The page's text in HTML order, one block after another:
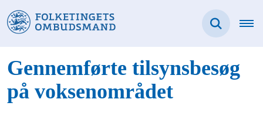
Gennemførte tilsynsbesøg
på voksenområdet